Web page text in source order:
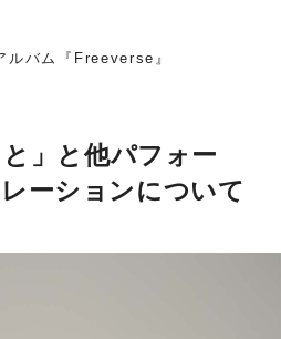
ルバム『Freeverse』
」と他パフォー
ーションについて